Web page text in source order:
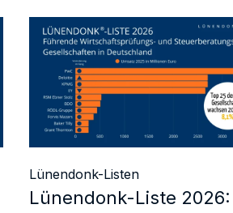
Lünendonk-Listen
Lünendonk-Liste 2026: